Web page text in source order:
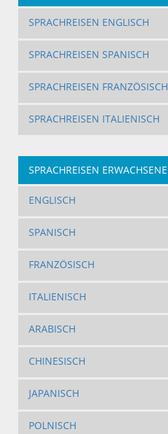
SPRACHREISEN ENGLISCH
SPRACHREISEN SPANISCH
SPRACHREISEN FRANZÖSISCH
SPRACHREISEN ITALIENISCH
SPRACHREISEN ERWACHSENE
ENGLISCH
SPANISCH
FRANZÖSISCH
ITALIENISCH
ARABISCH
CHINESISCH
JAPANISCH
POLNISCH